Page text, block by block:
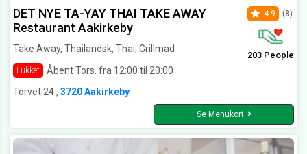
DET NYE TA-YAY THAI TAKE AWAY
Restaurant Aakirkeby
Take Away, Thailandsk, Thai, Grillmad
Lukket Åbent Tors. fra 12:00 til 20:00
4.9 (8)
203 People
Torvet 24 , 3720 Aakirkeby
Se Menukort